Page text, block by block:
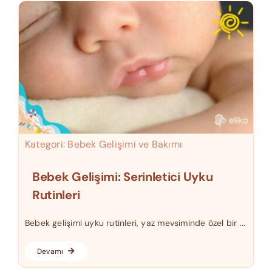
Kategori: Bebek Gelişimi ve Bakımı
Bebek Gelişimi: Serinletici Uyku
Rutinleri
Bebek gelişimi uyku rutinleri, yaz mevsiminde özel bir ...
Devamı